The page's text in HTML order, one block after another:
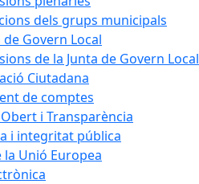
dels grups municipals
de Govern Local
de la Junta de Govern Local
Ciutadana
de comptes
i Transparència
i integritat pública
la Unió Europea